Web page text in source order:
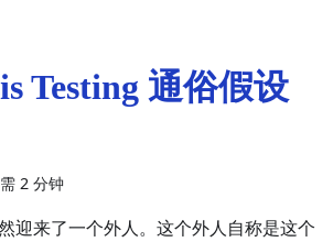
Testing 通俗假设
2 分钟
迎来了一个外人。这个外人自称是这个